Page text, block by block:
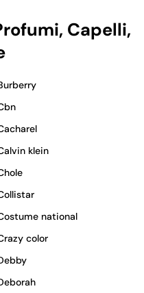
Capelli,
klein
national
color